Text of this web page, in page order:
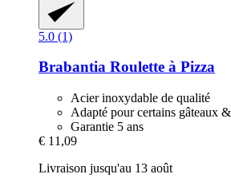
5.0 (1)
Brabantia Roulette à Pizza
Acier inoxydable de qualité
Adapté pour certains gâteaux
Garantie 5 ans
€ 11,09
Livraison jusqu'au 13 août